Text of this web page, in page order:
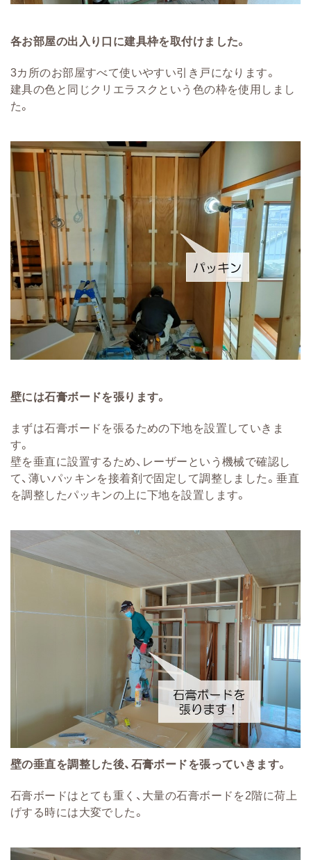
各お部屋の出入り口に建具枠を取付けました。
3カ所のお部屋すべて使いやすい引き戸になります。
建具の色と同じクリエラスクという色の枠を使用しまし
た。
壁には石膏ボードを張ります。
まずは石膏ボードを張るための下地を設置していきま
す。
壁を垂直に設置するため、レーザーという機械で確認し
て、薄いパッキンを接着剤で固定して調整しました。垂直
を調整したパッキンの上に下地を設置します。
壁の垂直を調整した後、石膏ボードを張っていきます。
石膏ボードはとても重く、大量の石膏ボードを2階に荷上
げする時には大変でした。